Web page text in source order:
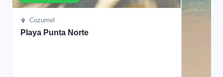
Cozumel
Playa Punta Norte